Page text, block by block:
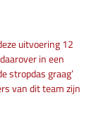
uitvoering 12
in een
stropdas graag’
van dit team zijn